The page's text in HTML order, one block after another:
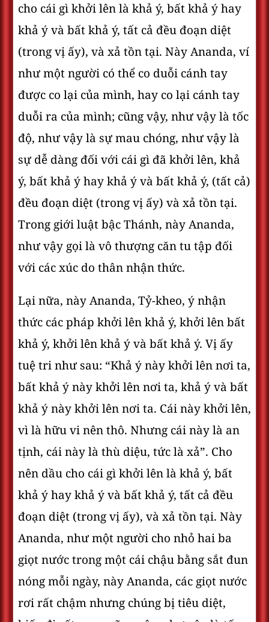
cho cái gì khởi lên là khả ý, bất khả ý hay
khả ý và bất khả ý, tất cả đều đoạn diệt
(trong vị ấy), và xả tồn tại. Này Ananda, ví
như một người có thể co duỗi cánh tay
được co lại của mình, hay co lại cánh tay
duỗi ra của mình; cũng vậy, như vậy là tốc
độ, như vậy là sự mau chóng, như vậy là
sự dễ dàng đối với cái gì đã khởi lên, khả
ý, bất khả ý hay khả ý và bất khả ý, (tất cả)
đều đoạn diệt (trong vị ấy) và xả tồn tại.
Trong giới luật bậc Thánh, này Ananda,
như vậy gọi là vô thượng căn tu tập đối
với các xúc do thân nhận thức.
Lại nữa, này Ananda, Tỷ-kheo, ý nhận
thức các pháp khởi lên khả ý, khởi lên bất
khả ý, khởi lên khả ý và bất khả ý. Vị ấy
tuệ tri như sau: “Khả ý này khởi lên nơi ta,
bất khả ý này khởi lên nơi ta, khả ý và bất
khả ý này khởi lên nơi ta. Cái này khởi lên,
vì là hữu vi nên thô. Nhưng cái này là an
tịnh, cái này là thù diệu, tức là xả”. Cho
nên dầu cho cái gì khởi lên là khả ý, bất
khả ý hay khả ý và bất khả ý, tất cả đều
đoạn diệt (trong vị ấy), và xả tồn tại. Này
Ananda, như một người cho nhỏ hai ba
giọt nước trong một cái chậu bằng sắt đun
nóng mỗi ngày, này Ananda, các giọt nước
rơi rất chậm nhưng chúng bị tiêu diệt,